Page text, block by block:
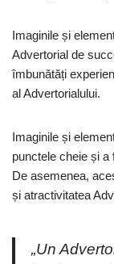
Imaginile și
Advertorial de
îmbunătăți
al Advertorialului.
Imaginile și
punctele cheie și
De asemenea,
și atractivitatea
„Un